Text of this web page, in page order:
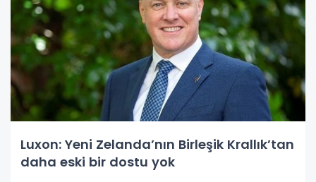
Luxon: Yeni Zelanda’nın Birleşik Krallık’tan
daha eski bir dostu yok